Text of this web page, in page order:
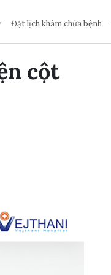
Đặt lịch khám chữa bệnh
cột